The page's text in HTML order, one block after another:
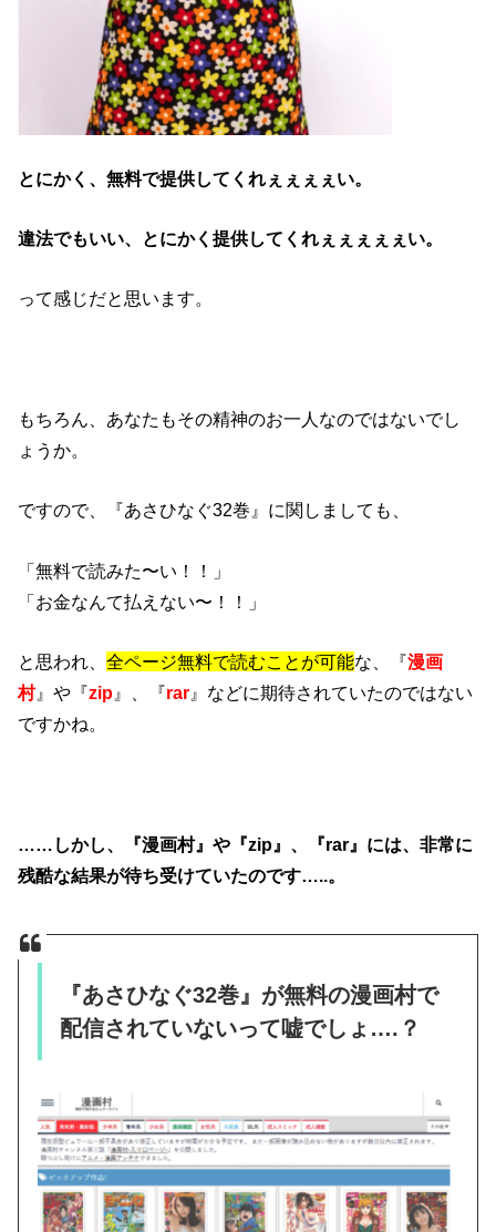
とにかく、無料で提供してくれぇぇぇぇい。
違法でもいい、とにかく提供してくれぇぇぇぇぇい。
って感じだと思います。
もちろん、あなたもその精神のお一人なのではないでし
ょうか。
ですので、『あさひなぐ32巻』に関しましても、
「無料で読みた〜い！！」
「お金なんて払えない〜！！」
と思われ、全ページ無料で読むことが可能な、『漫画
村』や『zip 』、『rar 』などに期待されていたのではない
ですかね。
……しかし、『漫画村』や『zip』、『rar』には、非常に
残酷な結果が待ち受けていたのです…..。
『あさひなぐ32巻』が無料の漫画村で
配信されていないって嘘でしょ….？